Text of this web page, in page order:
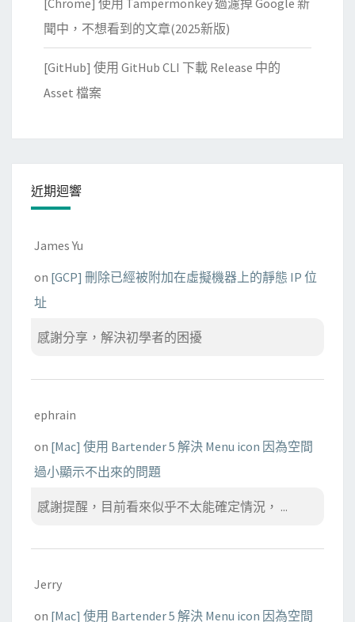
[Chrome] 使用 Tampermonkey 過濾掉 Google 新
聞中，不想看到的文章(2025新版)
[GitHub] 使用 GitHub CLI 下載 Release 中的
Asset 檔案
近期迴響
James Yu
on [GCP] 刪除已經被附加在虛擬機器上的靜態 IP 位
址
感謝分享，解決初學者的困擾
ephrain
on [Mac] 使用 Bartender 5 解決 Menu icon 因為空間
過小顯示不出來的問題
感謝提醒，目前看來似乎不太能確定情況， ...
Jerry
on [Mac] 使用 Bartender 5 解決 Menu icon 因為空間